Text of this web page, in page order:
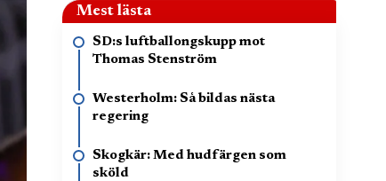
Mest lästa
SD:s luftballongskupp mot
Thomas Stenström
Westerholm: Så bildas nästa
regering
Skogkär: Med hudfärgen som
sköld